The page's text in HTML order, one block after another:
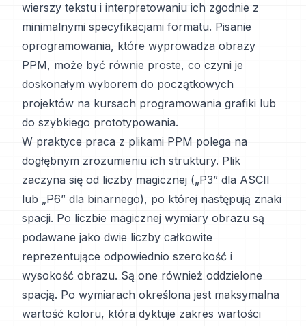
wierszy tekstu i interpretowaniu ich zgodnie z
minimalnymi specyfikacjami formatu. Pisanie
oprogramowania, które wyprowadza obrazy
PPM, może być równie proste, co czyni je
doskonałym wyborem do początkowych
projektów na kursach programowania grafiki lub
do szybkiego prototypowania.
W praktyce praca z plikami PPM polega na
dogłębnym zrozumieniu ich struktury. Plik
zaczyna się od liczby magicznej („P3” dla ASCII
lub „P6” dla binarnego), po której następują znaki
spacji. Po liczbie magicznej wymiary obrazu są
podawane jako dwie liczby całkowite
reprezentujące odpowiednio szerokość i
wysokość obrazu. Są one również oddzielone
spacją. Po wymiarach określona jest maksymalna
wartość koloru, która dyktuje zakres wartości